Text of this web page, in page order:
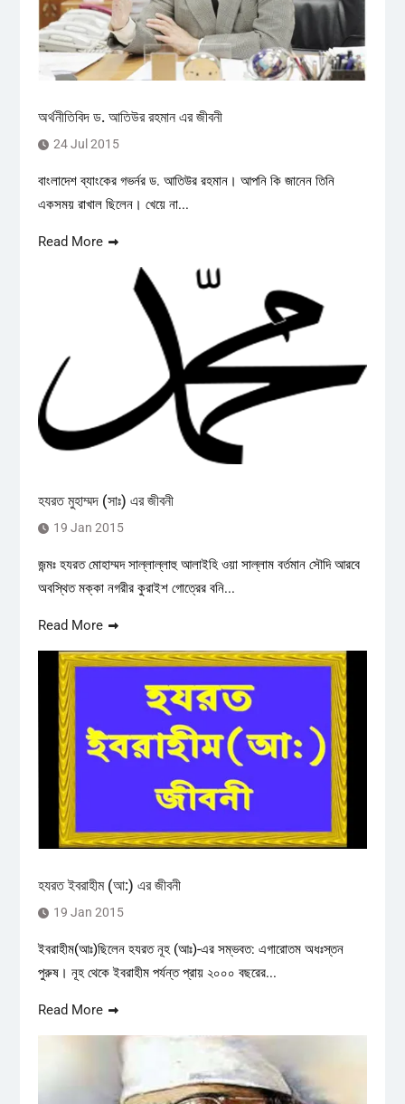
অর্থনীতিবিদ ড. আতিউর রহমান এর জীবনী
24 Jul 2015
বাংলাদেশ ব্যাংকের গভর্নর ড. আতিউর রহমান। আপনি কি জানেন তিনি
একসময় রাখাল ছিলেন। খেয়ে না...
Read More
হযরত মুহাম্মদ (সাঃ) এর জীবনী
19 Jan 2015
জন্মঃ হযরত মোহাম্মদ সাল্লাল্লাহু আলাইহি ওয়া সাল্লাম বর্তমান সৌদি আরবে
অবস্থিত মক্কা নগরীর কুরাইশ গোত্রের বনি...
Read More
হযরত ইবরাহীম (আ:) এর জীবনী
19 Jan 2015
ইবরাহীম(আঃ)ছিলেন হযরত নূহ (আঃ)-এর সম্ভবত: এগারোতম অধঃস্তন
পুরুষ। নূহ থেকে ইবরাহীম পর্যন্ত প্রায় ২০০০ বছরের...
Read More